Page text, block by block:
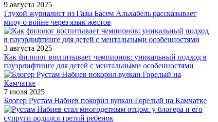
9 августа 2025
Глухой журналист из Газы Басем Альхабель рассказывает
миру о войне через язык жестов
3 августа 2025
Как филолог воспитывает чемпионов: уникальный подход в
пауэрлифтинге для детей с ментальными особенностями
7 июля 2025
Блогер Рустам Набиев покорил вулкан Горелый на Камчатке